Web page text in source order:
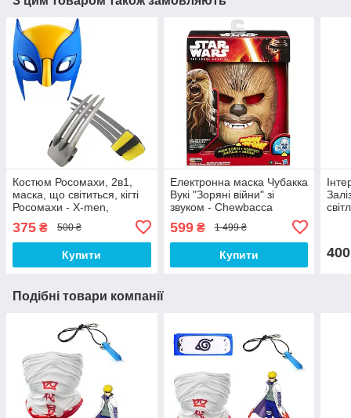
Костюм Росомахи, 2в1,
маска, що світиться, кігті
Росомахи - X-men,
375 ₴ 500 ₴
Купити
Електронна маска Чубакка
Вукі "Зоряні війни" зі
звуком - Chewbacca
Hasbro
599₴ 1 499 ₴
Купити 400
Подібні товари компанії